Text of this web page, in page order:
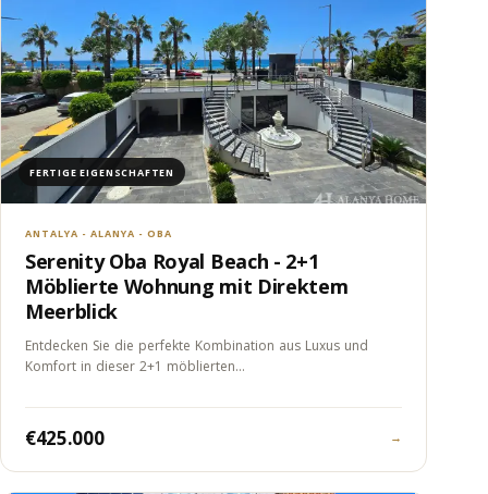
FERTIGE EIGENSCHAFTEN
ANTALYA - ALANYA - OBA
Serenity Oba Royal Beach - 2+1
Möblierte Wohnung mit Direktem
Meerblick
Entdecken Sie die perfekte Kombination aus Luxus und
Komfort in dieser 2+1 möblierten…
€425.000 →